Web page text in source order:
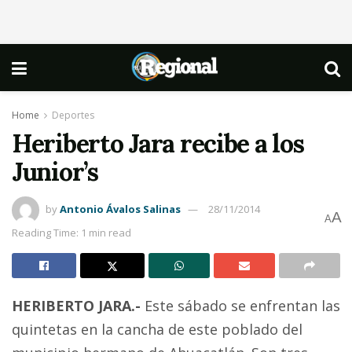
Home Deportes
Heriberto Jara recibe a los
Junior’s
byAntonio Ávalos Salinas
28/11/2014
Reading Time: 1 min read
AA
HERIBERTO JARA.- Este sábado se enfrentan las
quintetas en la cancha de este poblado del